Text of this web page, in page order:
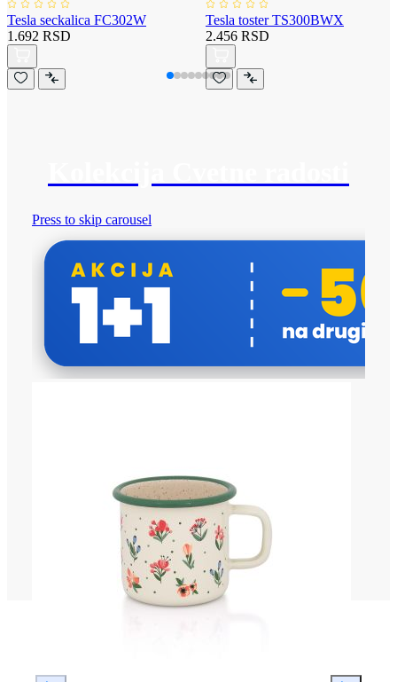
Tesla seckalica FC302W
1.692 RSD
Tesla toster TS300BWX
2.456 RSD
Press to skip carousel